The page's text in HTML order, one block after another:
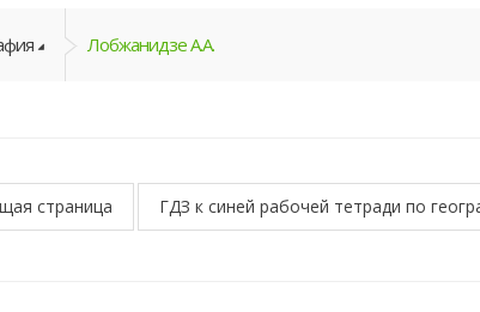
Лобжанидзе А.А.
страница ГДЗ к синей рабочей тетради по